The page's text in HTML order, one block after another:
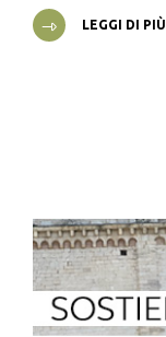
LEGGI DI PIÙ